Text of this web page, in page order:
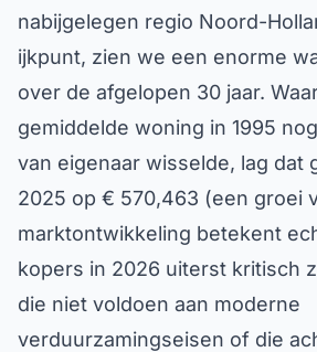
nabijgelegen regio Noord-
ijkpunt, zien we een enorme
over de afgelopen 30 jaar.
gemiddelde woning in 1995
van eigenaar wisselde, lag dat
2025 op € 570,463 (een groei
marktontwikkeling betekent
kopers in 2026 uiterst kritisch
die niet voldoen aan moderne
verduurzamingseisen of die